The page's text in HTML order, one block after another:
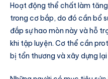
Hoạt động thể chất làm
trong cơ bắp, do đó cần bổ
đắp sự hao mòn này và hỗ
khi tập luyện. Cơ thể cần
bị tổn thương và xây dựng